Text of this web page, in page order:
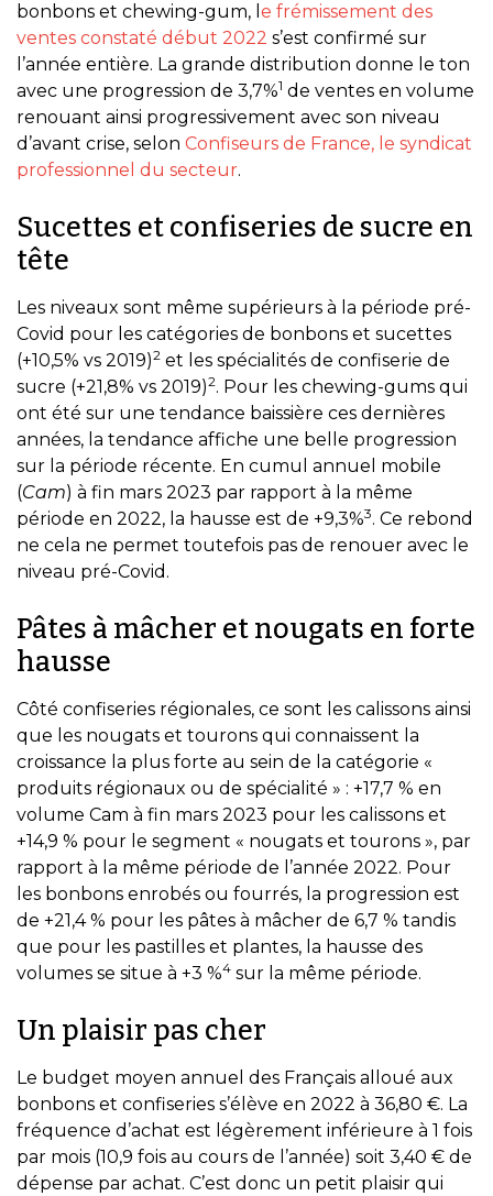
bonbons et chewing-gum, l e frémissement des
ventes constaté début 2022 s’est confirmé sur
l’année entière. La grande distribution donne le ton
avec une progression de 3,7%1 de ventes en volume
renouant ainsi progressivement avec son niveau
d’avant crise, selon Confiseurs de France, le syndicat
professionnel du secteur.
Sucettes et confiseries de sucre en
tête
Les niveaux sont même supérieurs à la période pré-
Covid pour les catégories de bonbons et sucettes
(+10,5% vs 2019)2 et les spécialités de confiserie de
sucre (+21,8% vs 2019)2. Pour les chewing-gums qui
ont été sur une tendance baissière ces dernières
années, la tendance affiche une belle progression
sur la période récente. En cumul annuel mobile
(Cam) à fin mars 2023 par rapport à la même
période en 2022, la hausse est de +9,3%3. Ce rebond
ne cela ne permet toutefois pas de renouer avec le
niveau pré-Covid.
Pâtes à mâcher et nougats en forte
hausse
Côté confiseries régionales, ce sont les calissons ainsi
que les nougats et tourons qui connaissent la
croissance la plus forte au sein de la catégorie «
produits régionaux ou de spécialité » : +17,7 % en
volume Cam à fin mars 2023 pour les calissons et
+14,9 % pour le segment « nougats et tourons », par
rapport à la même période de l’année 2022. Pour
les bonbons enrobés ou fourrés, la progression est
de +21,4 % pour les pâtes à mâcher de 6,7 % tandis
que pour les pastilles et plantes, la hausse des
volumes se situe à +3 %4 sur la même période.
Un plaisir pas cher
Le budget moyen annuel des Français alloué aux
bonbons et confiseries s’élève en 2022 à 36,80 €. La
fréquence d’achat est légèrement inférieure à 1 fois
par mois (10,9 fois au cours de l’année) soit 3,40 € de
dépense par achat. C’est donc un petit plaisir qui